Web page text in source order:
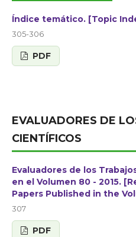
Índice temático. [Topic
305-306
PDF
EVALUADORES DE
CIENTÍFICOS
Evaluadores de los
en el Volumen 80 - 2015.
Papers Published in the
307
PDF